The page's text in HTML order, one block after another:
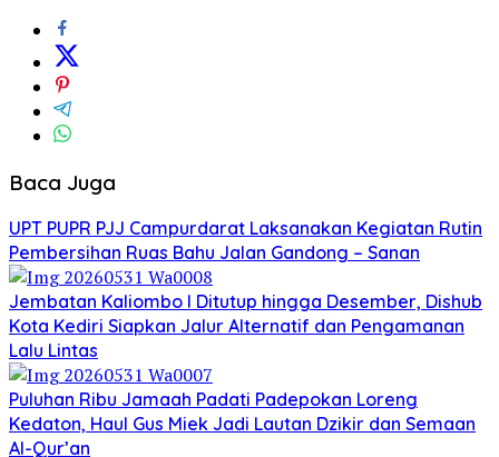
Baca Juga
UPT PUPR PJJ Campurdarat Laksanakan Kegiatan Rutin
Pembersihan Ruas Bahu Jalan Gandong – Sanan
Jembatan Kaliombo I Ditutup hingga Desember, Dishub
Kota Kediri Siapkan Jalur Alternatif dan Pengamanan
Lalu Lintas
Puluhan Ribu Jamaah Padati Padepokan Loreng
Kedaton, Haul Gus Miek Jadi Lautan Dzikir dan Semaan
Al-Qur’an